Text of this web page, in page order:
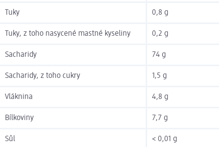
Tuky 0,8 g
Tuky, z toho nasycené mastné kyseliny 0,2 g
Sacharidy 74 g
Sacharidy, z toho cukry 1,5 g
Vláknina 4,8 g
Bílkoviny 7,7 g
Sůl < 0,01 g